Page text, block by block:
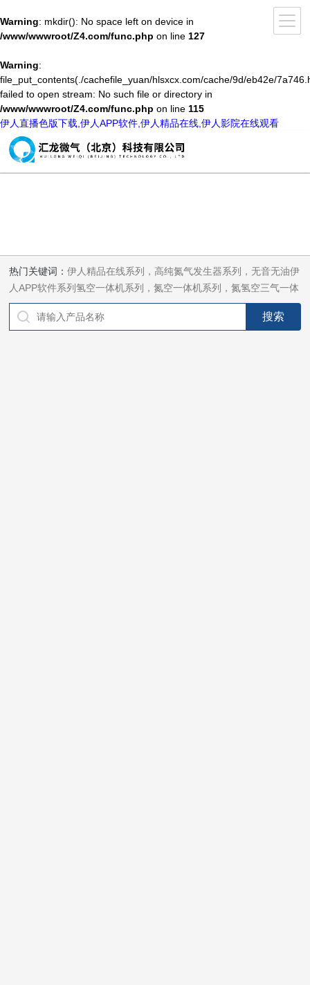
Warning: mkdir(): No space left on device in
/www/wwwroot/Z4.com/func.php on line 127
Warning:
file_put_contents(./cachefile_yuan/hlsxcx.com/cache/9d/eb42e/
failed to open stream: No such file or directory in
/www/wwwroot/Z4.com/func.php on line 115
伊人直播色版下载,伊人APP软件,伊人精品在线,伊人影院在线观看
热门关键词：伊人精品在线系列，高纯氮气发生器系列，无音无油伊
人APP软件系列氢空一体机系列，氮空一体机系列，氮氢空三气一体
机系列，气体净化器系列，代理日本DKK-TOA水质分析，水质检测
仪器，代理南韩SitekPH/离子计，DO计，电导计，多功能计，